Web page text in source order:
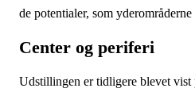
de potentialer, som yderområderne
Center og periferi
Udstillingen er tidligere blevet vist